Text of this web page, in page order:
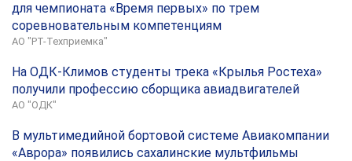
для чемпионата «Время первых» по трем
соревновательным компетенциям
АО "РТ-Техприемка"
На ОДК-Климов студенты трека «Крылья Ростеха»
получили профессию сборщика авиадвигателей
АО "ОДК"
В мультимедийной бортовой системе Авиакомпании
«Аврора» появились сахалинские мультфильмы